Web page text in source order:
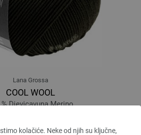
kolačiće. Neke od njih su ključne,
Lana Grossa
COOL WOOL
% Djevicavuna Merino
Većina igle: 3 - 3,5